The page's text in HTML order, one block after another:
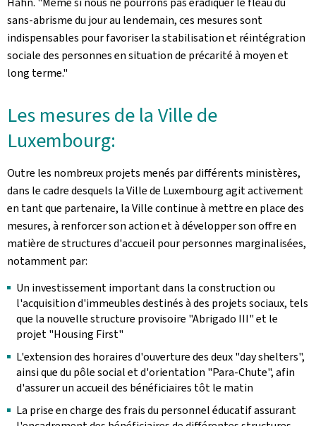
sans-abrisme du jour au lendemain, ces mesures sont
indispensables pour favoriser la stabilisation et réintégration
sociale des personnes en situation de précarité à moyen et
long terme."
Les mesures de la Ville de
Luxembourg:
Outre les nombreux projets menés par différents ministères,
dans le cadre desquels la Ville de Luxembourg agit activement
en tant que partenaire, la Ville continue à mettre en place des
mesures, à renforcer son action et à développer son offre en
matière de structures d'accueil pour personnes marginalisées,
notamment par:
Un investissement important dans la construction ou
l'acquisition d'immeubles destinés à des projets sociaux, tels
que la nouvelle structure provisoire "Abrigado III" et le
projet "Housing First"
L'extension des horaires d'ouverture des deux "day shelters",
ainsi que du pôle social et d'orientation "Para-Chute", afin
d'assurer un accueil des bénéficiaires tôt le matin
La prise en charge des frais du personnel éducatif assurant